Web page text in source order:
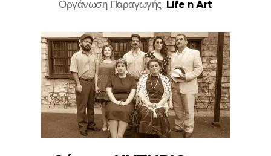
Οργάνωση Παραγωγής: Life n Art